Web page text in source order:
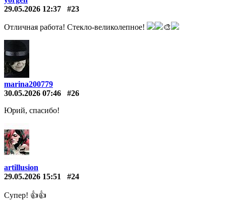
29.05.2026 12:37
#23
Отличная работа! Стекло-великолепное! 🎨
marina200779
30.05.2026 07:46
#26
Юрий, спасибо!
artillusion
29.05.2026 15:51
#24
Супер! 👍👍